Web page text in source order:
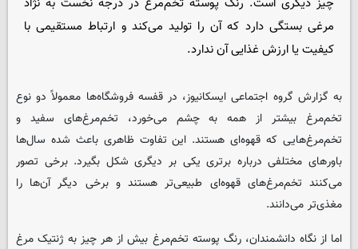
مرغی بستگی دارد که آن را تولید می‌کند و ارتباط مستقیمی با
کیفیت یا ارزش غذایی آن ندارد.
به گزارش گروه اجتماعی ایسکانیوز، در قفسه فروشگاه‌ها معمولاً دو نوع
تخم‌مرغ بیشتر از همه به چشم می‌خورد، تخم‌مرغ‌های سفید و
تخم‌مرغ‌هایی که قهوه‌ای هستند. این تفاوت ظاهری باعث شده سال‌ها
باورهای مختلفی درباره برتری یکی بر دیگری شکل بگیرد. برخی تصور
می‌کنند تخم‌مرغ‌های قهوه‌ای طبیعی‌تر هستند و برخی دیگر آن‌ها را
مغذی‌تر می‌دانند.
اما از نگاه دانشمندان، رنگ پوسته تخم‌مرغ بیش از هر چیز به ژنتیک مرغ